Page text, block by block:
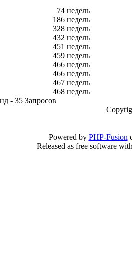
74 недель
186 недель
328 недель
432 недель
451 недель
459 недель
466 недель
466 недель
467 недель
468 недель
- 35 Запросов
Powered by PHP-Fusion
Released as free software